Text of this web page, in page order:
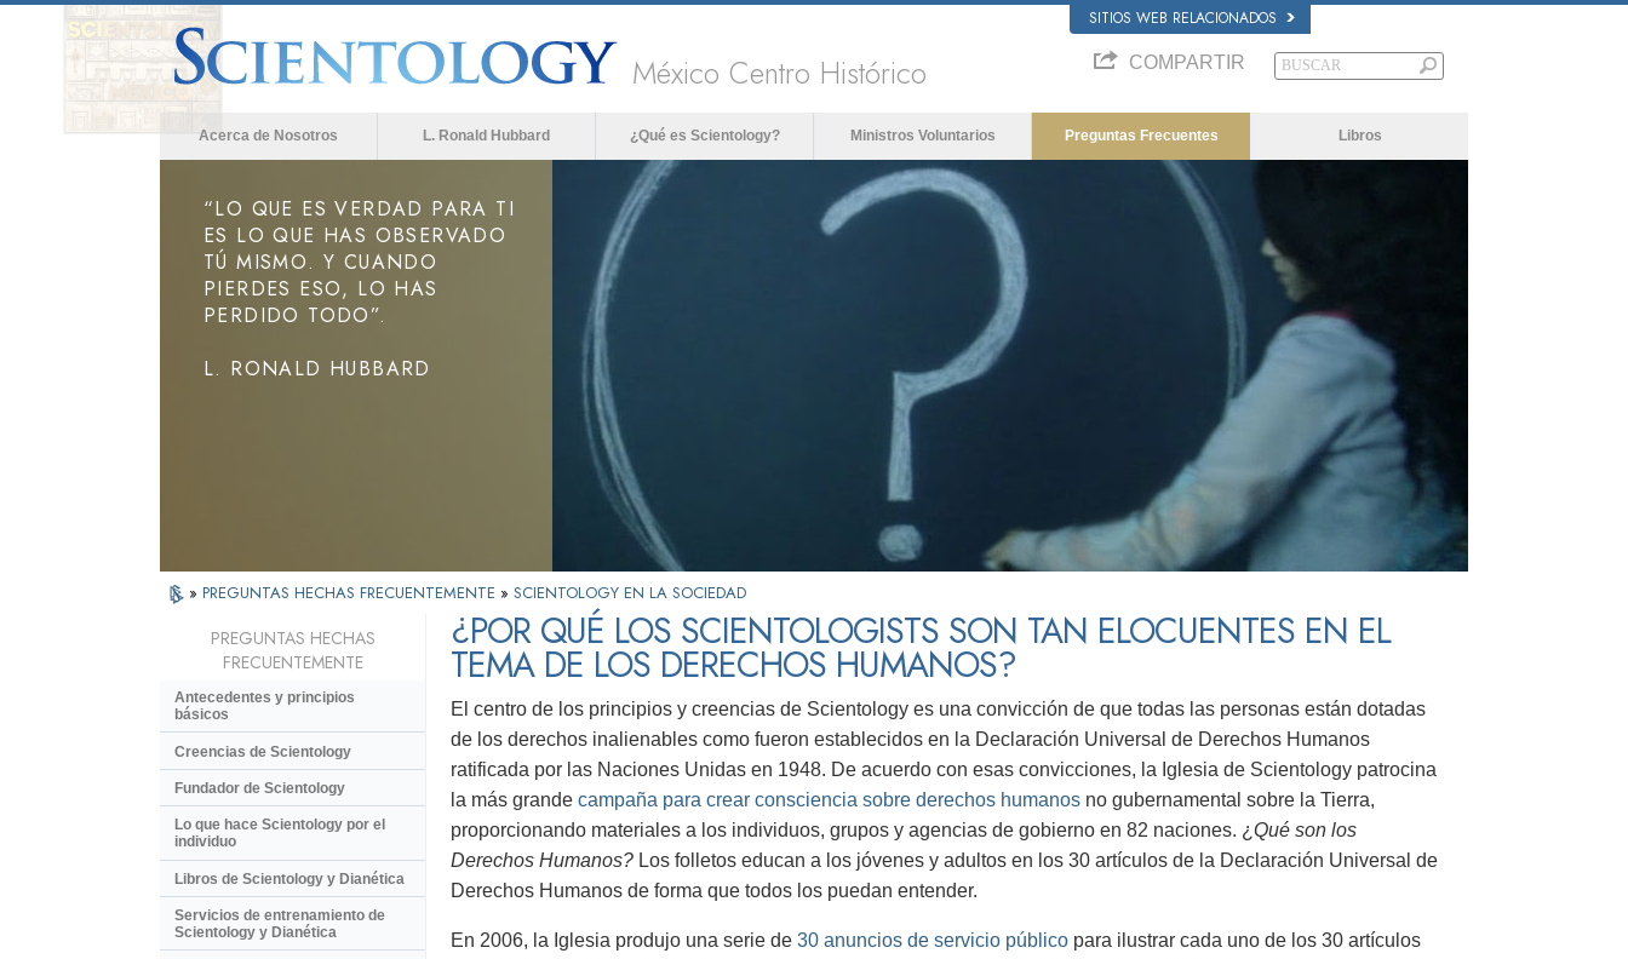
SITIOS WEB RELACIONADOS
México Centro Histórico COMPARTIR
Acerca de Nosotros L. Ronald Hubbard ¿Qué es Scientology? Ministros Voluntarios Preguntas Frecuentes Libros
“LO QUE ES VERDAD PARA TI
ES LO QUE HAS OBSERVADO
TÚ MISMO. Y CUANDO
PIERDES ESO, LO HAS
PERDIDO TODO”.
L. RONALD HUBBARD
» PREGUNTAS HECHAS FRECUENTEMENTE » SCIENTOLOGY EN LA SOCIEDAD
¿POR QUÉ LOS SCIENTOLOGISTS SON TAN ELOCUENTES EN EL
TEMA DE LOS DERECHOS HUMANOS?
El centro de los principios y creencias de Scientology es una convicción de que todas las personas están dotadas
de los derechos inalienables como fueron establecidos en la Declaración Universal de Derechos Humanos
ratificada por las Naciones Unidas en 1948. De acuerdo con esas convicciones, la Iglesia de Scientology patrocina
la más grande campaña para crear consciencia sobre derechos humanos no gubernamental sobre la Tierra,
proporcionando materiales a los individuos, grupos y agencias de gobierno en 82 naciones. ¿ Qué son los
Derechos Humanos? Los folletos educan a los jóvenes y adultos en los 30 artículos de la Declaración Universal de
Derechos Humanos de forma que todos los puedan entender.
En 2006, la Iglesia produjo una serie de 30 anuncios de servicio público para ilustrar cada uno de los 30 artículos
PREGUNTAS HECHAS
FRECUENTEMENTE
Antecedentes y principios
básicos
Creencias de Scientology
Fundador de Scientology
Lo que hace Scientology por el
individuo
Libros de Scientology y Dianética
Servicios de entrenamiento de
Scientology y Dianética